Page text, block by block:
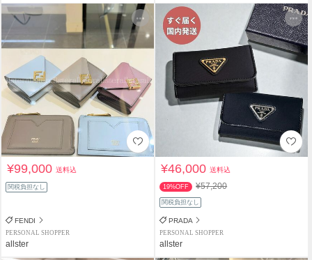
¥99,000送料込
関税負担なし
FENDI
PERSONAL SHOPPER
allster
¥46,000送料込
19%OFF ¥57,200
関税負担なし
PRADA
PERSONAL SHOPPER
allster